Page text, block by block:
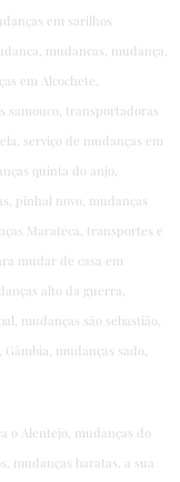
em sarilhos
mudancas, mudança,
em Alcochete,
samouco, transportadoras
serviço de mudanças em
quinta do anjo,
pinhal novo, mudanças
Marateca, transportes e
mudar de casa em
alto da guerra,
mudanças são sebastião,
mudanças sado,
o Alentejo, mudanças do
mudanças baratas, a sua